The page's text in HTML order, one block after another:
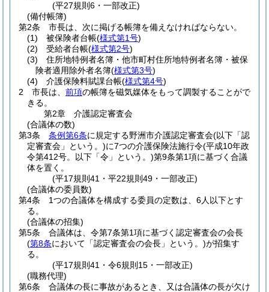
(平27規則6・一部改正)
(備付帳簿)
第2条
市長は、次に掲げる帳簿を備えなければならない。
(1)
被保険者台帳(様式第1号)
(2)
受給者台帳(様式第2号)
(3)
住所地特例者名簿・他市町村住所地特例者名簿・被保
険者適用除外者名簿(様式第3号)
(4)
介護保険料賦課台帳(様式第4号)
2
市長は、 前項の帳簿を磁気媒体をもって調製することがで
きる。
第2章
介護認定審査会
(合議体の数)
第3条
条例第6条に規定する野洲市介護認定審査会(以下「認
定審査会」という。)に7つの介護保険法施行令(平成10年政
令第412号。以下「令」という。)第9条第1項に基づく合議
体を置く。
(平17規則41・平22規則49・一部改正)
(合議体の委員数)
第4条
1つの合議体を構成する委員の定数は、6人以下とす
る。
(合議体の招集)
第5条
合議体は、令第7条第1項に基づく認定審査会の会長
(第8条において「認定審査会の会長」という。)が招集す
る。
(平17規則41・令6規則15・一部改正)
(職務代理)
第6条
合議体の長に事故があるとき、又は合議体の長が欠け